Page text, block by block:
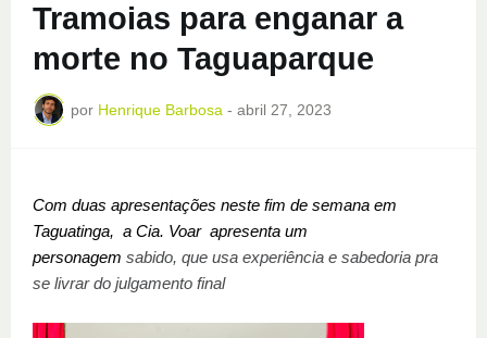
Tramoias para enganar a
morte no Taguaparque
por Henrique Barbosa - abril 27, 2023
Com duas apresentações neste fim de semana em
Taguatinga, a Cia. Voar apresenta um
personagem sabido, que usa experiência e sabedoria pra
se livrar do julgamento final